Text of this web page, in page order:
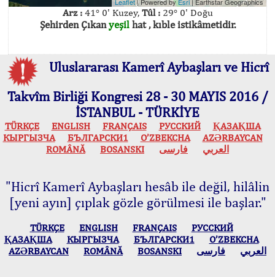
Arz :41° 0' Kuzey, Tûl :29° 0' Doğu
Şehirden Çıkanyeşilhat , kıble istikâmetidir.
Uluslararası Kamerî Aybaşları ve Hicrî
Takvîm Birliği Kongresi 28 - 30 MAYIS 2016 /
İSTANBUL - TÜRKİYE
TÜRKÇE ENGLISH FRANÇAIS РУССКИЙ
ҚАЗАҚША
КЫPГЫЗЧA
БЪЛГАРСКИ1 O’ZBEKCHA
AZӘRBAYCAN
ROMÂNĂ
BOSANSKI العربي فارسی
"Hicrî Kamerî Aybaşları hesâb ile değil, hilâlin
[yeni ayın] çıplak gözle görülmesi ile başlar."
TÜRKÇE ENGLISH FRANÇAIS
РУССКИЙ
ҚАЗАҚША
КЫPГЫЗЧA БЪЛГАРСКИ1
O’ZBEKCHA
AZӘRBAYCAN
ROMÂNĂ BOSANSKI العربي فارسی